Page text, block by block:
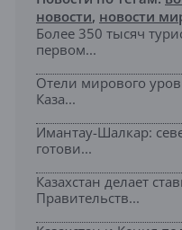
новости, новости
Более 350 тысяч
первом...
Отели мирового
Каза...
Имантау-Шалкар:
готови...
Казахстан делает
Правительств...